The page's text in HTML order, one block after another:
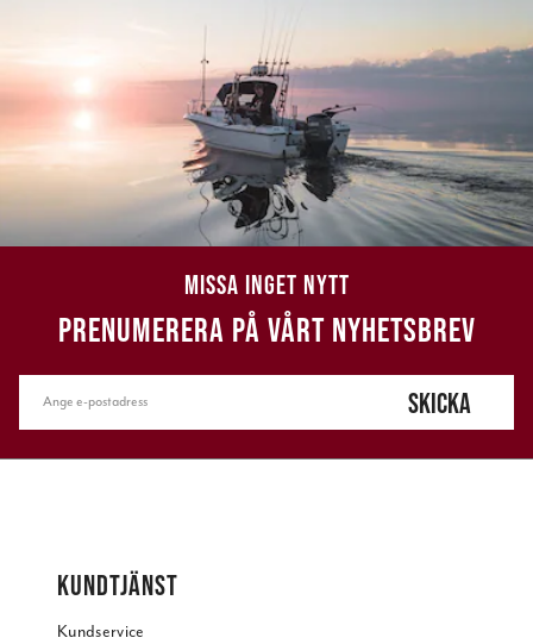
MISSA INGET NYTT
PRENUMERERA PÅ VÅRT NYHETSBREV
SKICKA
KUNDTJÄNST
Kundservice